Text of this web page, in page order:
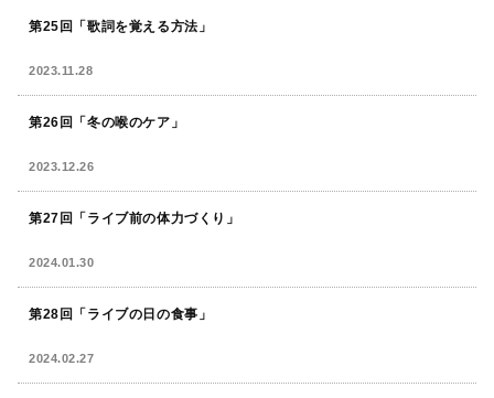
第25回「歌詞を覚える方法」
2023.11.28
第26回「冬の喉のケア」
2023.12.26
第27回「ライブ前の体力づくり」
2024.01.30
第28回「ライブの日の食事」
2024.02.27